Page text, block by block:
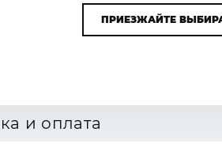
ПРИЕЗЖАЙТЕ
и оплата